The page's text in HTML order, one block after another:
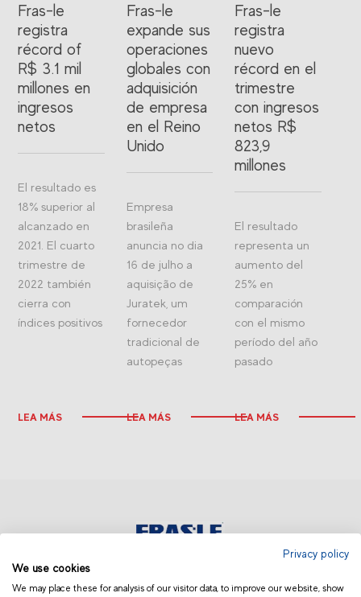
Fras-le
registra
récord of
R$ 3.1 mil
millones en
ingresos
netos
El resultado es
18% superior al
alcanzado en
2021. El cuarto
trimestre de
2022 también
cierra con
índices positivos
LEA MÁS
Fras-le
expande sus
operaciones
globales con
adquisición
de empresa
en el Reino
Unido
Empresa
brasileña
anuncia no dia
16 de julho a
aquisição de
Juratek, um
fornecedor
tradicional de
autopeças
LEA MÁS
Fras-le
registra
nuevo
récord en el
trimestre
con ingresos
netos R$
823,9
millones
El resultado
representa un
aumento del
25% en
comparación
con el mismo
período del año
pasado
LEA MÁS
AMÉRICA LATINA | OTROS
Privacy policy
We use cookies
We may place these for analysis of our visitor data, to improve our website, show